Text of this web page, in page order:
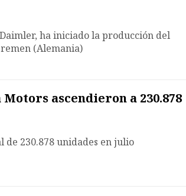
ha iniciado la producción del
(Alemania)
ascendieron a 230.878
230.878 unidades en julio